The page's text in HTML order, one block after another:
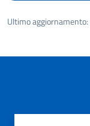
Ultimo aggiornamento: